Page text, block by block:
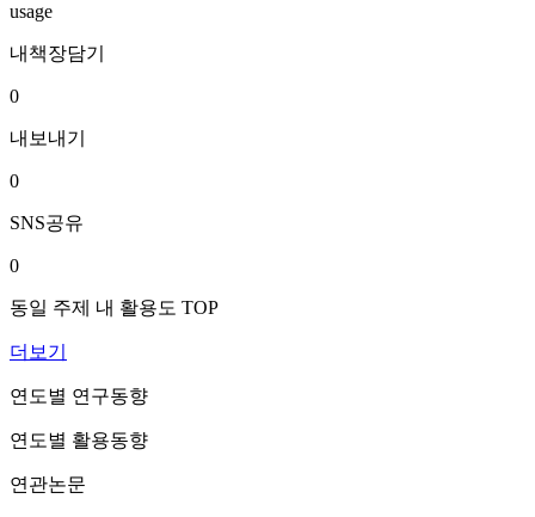
usage
내책장담기
0
내보내기
0
SNS공유
0
동일 주제 내 활용도 TOP
더보기
연도별 연구동향
연도별 활용동향
연관논문